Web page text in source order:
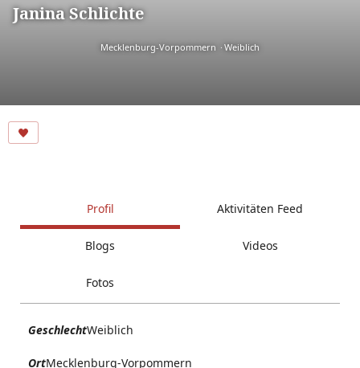
Janina Schlichte
Mecklenburg-Vorpommern Weiblich
Profil Aktivitäten Feed
Blogs Videos
Fotos
GeschlechtWeiblich
OrtMecklenburg-Vorpommern